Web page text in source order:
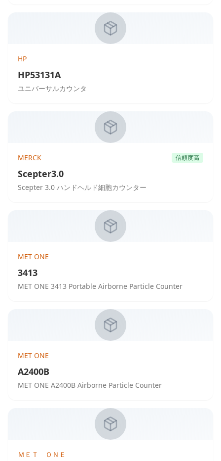
HP
HP53131A
ユニバーサルカウンタ
MERCK 信頼度高
Scepter3.0
Scepter 3.0 ハンドヘルド細胞カウンター
MET ONE
3413
MET ONE 3413 Portable Airborne Particle Counter
MET ONE
A2400B
MET ONE A2400B Airborne Particle Counter
ＭＥＴ ＯＮＥ